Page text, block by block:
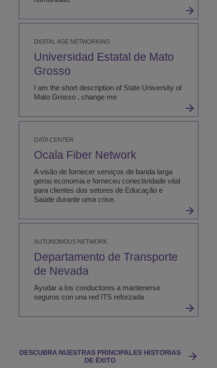
DIGITAL AGE NETWORKING
Universidad Estatal de Mato
Grosso
I am the short description of State University of
Mato Grosso , change me
DATA CENTER
Ocala Fiber Network
A visão de fornecer serviços de banda larga
gerou economia e forneceu conectividade vital
para clientes dos setores de Educação e
Saúde durante uma crise.
AUTONOMOUS NETWORK
Departamento de Transporte
de Nevada
Ayudar a los conductores a mantenerse
seguros con una red ITS reforzada
DESCUBRA NUESTRAS PRINCIPALES HISTORIAS
DE ÉXITO